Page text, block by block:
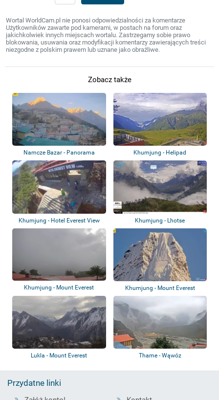
Wortal WorldCam.pl nie ponosi odpowiedzialności za komentarze
Użytkowników zawarte pod kamerami, w postach na forum oraz
jakichkolwiek innych miejscach wortalu. Zastrzegamy sobie prawo
blokowania, usuwania oraz modyfikacji komentarzy zawierających treści
niezgodne z polskim prawem lub uznane jako obraźliwe.
Zobacz także
Namcze Bazar - Panorama Khumjung - Helipad
Khumjung - Hotel Everest View Khumjung - Lhotse
Khumjung - Mount Everest Khumjung - Mount Everest
Lukla - Mount Everest Thame - Wąwóz
Przydatne linki